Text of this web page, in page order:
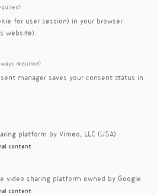
profiel met zichtbaarheid
De combinatie van
en logistieke
om meer impact
administratieve
for user session) in your browser
website).
required)
manager saves your consent status in
platform by Vimeo, LLC (USA).
content
video sharing platform owned by Google.
content